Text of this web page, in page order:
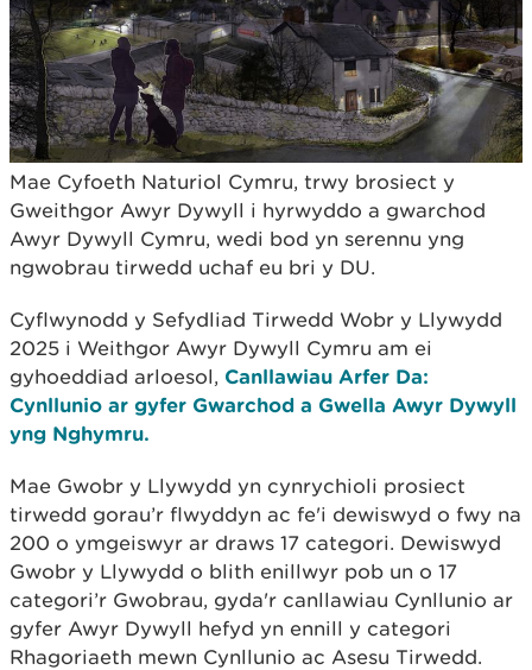
Mae Cyfoeth Naturiol Cymru, trwy brosiect y
Gweithgor Awyr Dywyll i hyrwyddo a gwarchod
Awyr Dywyll Cymru, wedi bod yn serennu yng
ngwobrau tirwedd uchaf eu bri y DU.
Cyflwynodd y Sefydliad Tirwedd Wobr y Llywydd
2025 i Weithgor Awyr Dywyll Cymru am ei
gyhoeddiad arloesol, Canllawiau Arfer Da:
Cynllunio ar gyfer Gwarchod a Gwella Awyr Dywyll
yng Nghymru.
Mae Gwobr y Llywydd yn cynrychioli prosiect
tirwedd gorau’r flwyddyn ac fe'i dewiswyd o fwy na
200 o ymgeiswyr ar draws 17 categori. Dewiswyd
Gwobr y Llywydd o blith enillwyr pob un o 17
categori’r Gwobrau, gyda'r canllawiau Cynllunio ar
gyfer Awyr Dywyll hefyd yn ennill y categori
Rhagoriaeth mewn Cynllunio ac Asesu Tirwedd.